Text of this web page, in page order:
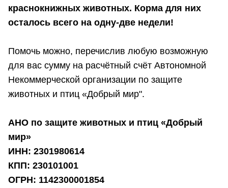
краснокнижных животных. Корма для них
осталось всего на одну-две недели!
Помочь можно, перечислив любую возможную
для вас сумму на расчётный счёт Автономной
Некоммерческой организации по защите
животных и птиц «Добрый мир".
АНО по защите животных и птиц «Добрый
мир»
ИНН: 2301980614
КПП: 230101001
ОГРН: 1142300001854